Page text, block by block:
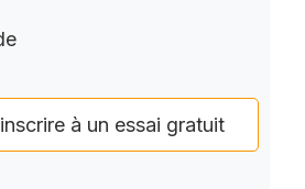
à un essai gratuit